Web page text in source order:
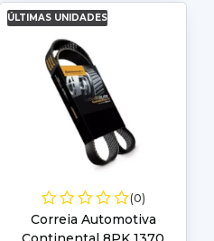
ÚLTIMAS UNIDADES
(0)
Correia Automotiva